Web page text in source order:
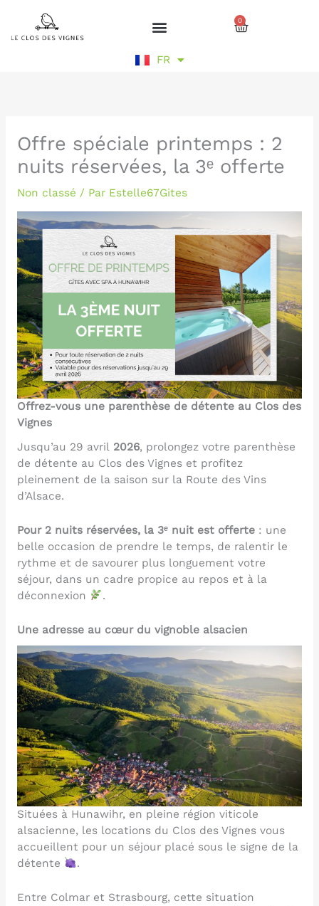
contenu
0
Cart
FR
DE
Offre spéciale printemps : 2
nuits réservées, la 3ᵉ offerte
Non classé / Par Estelle67Gites
Offrez-vous une parenthèse de détente au Clos des
Vignes
Jusqu’au 29 avril2026, prolongez votre parenthèse
de détente au Clos des Vignes et profitez
pleinement de la saison sur la Route des Vins
d’Alsace.
Pour 2 nuits réservées, la 3ᵉ nuit est offerte: une
belle occasion de prendre le temps, de ralentir le
rythme et de savourer plus longuement votre
séjour, dans un cadre propice au repos et à la
déconnexion
.
Une adresse au cœur du vignoble alsacien
Situées à Hunawihr, en pleine région viticole
alsacienne, les locations du Clos des Vignes vous
accueillent pour un séjour placé sous le signe de la
détente
.
Entre Colmar et Strasbourg, cette situation